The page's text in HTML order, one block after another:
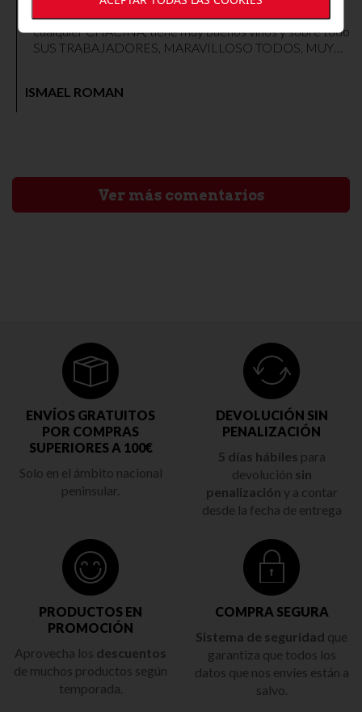
Maravilloso el sitio para comprar un BUEN JAMON o
cualquier CHACINA, tiene muy buenos vinos y sobre todo
SUS TRABAJADORES, MARAVILLOSO TODOS, MUY
ISMAEL ROMAN
Ver más comentarios
ENVÍOS GRATUITOS
POR COMPRAS
SUPERIORES A 100€
Solo en el ámbito nacional
peninsular.
DEVOLUCIÓN SIN
PENALIZACIÓN
5 días hábiles para
devolución sin
penalización y a contar
desde la fecha de entrega
PRODUCTOS EN
PROMOCIÓN
Aprovecha los descuentos
de muchos productos según
temporada.
COMPRA SEGURA
Sistema de seguridad que
garantiza que todos los
datos que nos envíes están a
salvo.